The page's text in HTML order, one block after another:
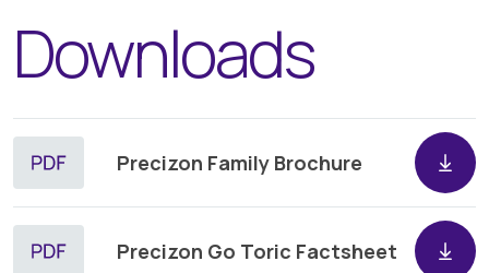
Downloads
Precizon Family Brochure
Precizon Go Toric Factsheet